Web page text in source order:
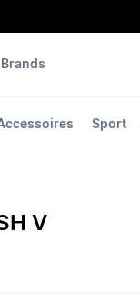
Sport
Brands
V